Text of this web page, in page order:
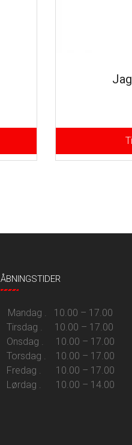
ÅBNINGSTIDER
Mandag . 10.00 – 17.00
Tirsdag . 10.00 – 17.00
Onsdag . 10.00 – 17.00
Torsdag . 10.00 – 17.00
Fredag . 10.00 – 17.00
Lørdag . 10.00 – 14.00